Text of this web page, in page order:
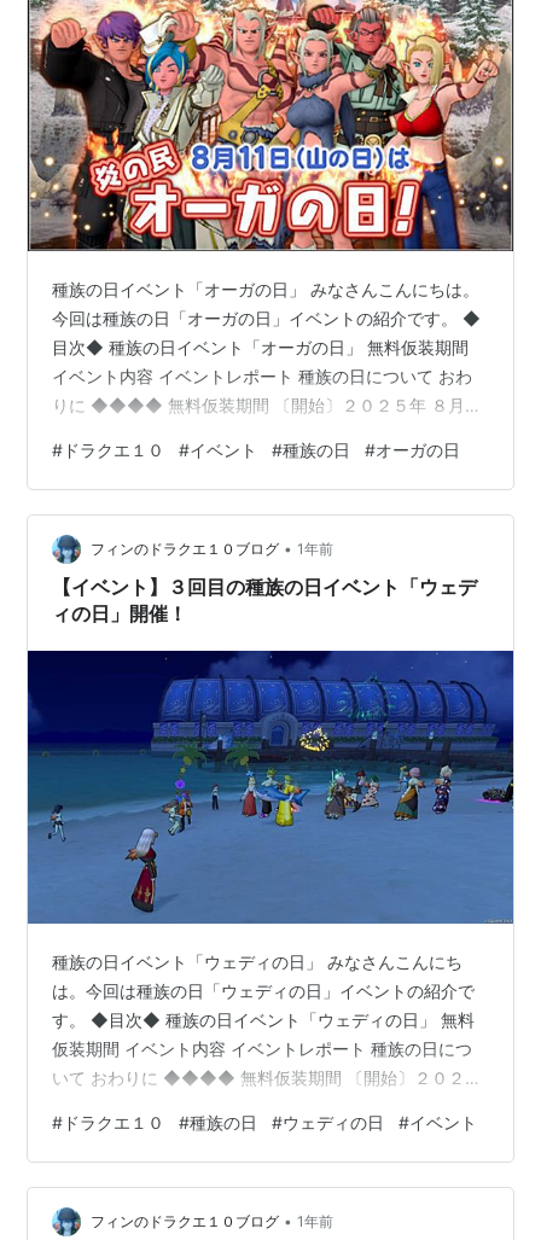
種族の日イベント「オーガの日」 みなさんこんにちは。
今回は種族の日「オーガの日」イベントの紹介です。 ◆
目次◆ 種族の日イベント「オーガの日」 無料仮装期間
イベント内容 イベントレポート 種族の日について おわ
りに ◆◆◆◆ 無料仮装期間 〔開始〕２０２５年 ８月１
１日（月曜日）２３時５９分 ０時区切りで２４時間の間
だけ特定の所属の仮装メイクが無料で利用できます。 仮
装メイクのかかっている時間は１２時間となります。 イ
ベント内容 仮装メイクが無料で利用可能な他特定の時間
の特定の場所で集まろうと紹介されています。 特に決ま
ったことをやるわけ…
# ドラクエ１０ #イベント #種族の日 #オーガの日
フィンのドラクエ１０ブログ • 1年前
【イベント】３回目の種族の日イベント「ウェデ
ィの日」開催！
種族の日イベント「ウェディの日」 みなさんこんにち
は。今回は種族の日「ウェディの日」イベントの紹介で
す。 ◆目次◆ 種族の日イベント「ウェディの日」 無料
仮装期間 イベント内容 イベントレポート 種族の日につ
いて おわりに ◆◆◆◆ 無料仮装期間 〔開始〕２０２５
年 ７月２１日（月曜日）２３時５９分 ０時区切りで２４
時間の間だけ特定の所属の仮装メイクが無料で利用でき
ます。 仮装メイクのかかっている時間は１２時間となり
ます。 イベント内容 仮装メイクが無料で利用可能な他特
# ドラクエ１０ #種族の日 #ウェディの日 #イベント
フィンのドラクエ１０ブログ • 1年前